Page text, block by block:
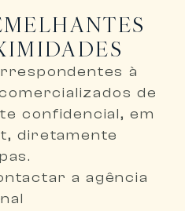
à
de
confidencial, em
diretamente
.
a agência